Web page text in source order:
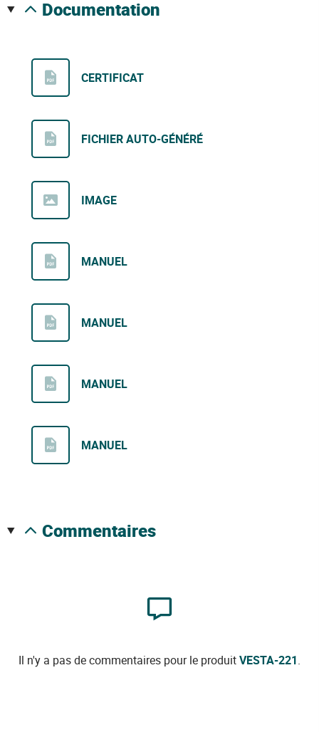
documentation
CERTIFICAT
FICHIER AUTO-GÉNÉRÉ
IMAGE
MANUEL
MANUEL
MANUEL
MANUEL
commentaires
Il n'y a pas de commentaires pour le produitVESTA-221.